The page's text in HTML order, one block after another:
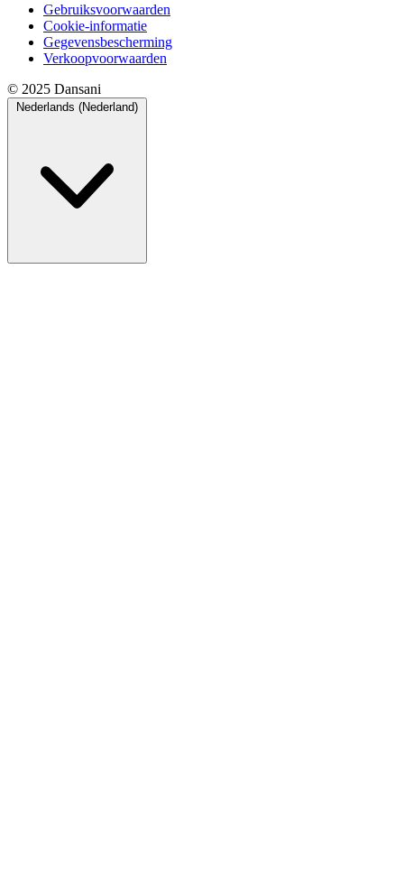
Gebruiksvoorwaarden
Cookie-informatie
Gegevensbescherming
Verkoopvoorwaarden
© 2025 Dansani
Nederlands (Nederland)